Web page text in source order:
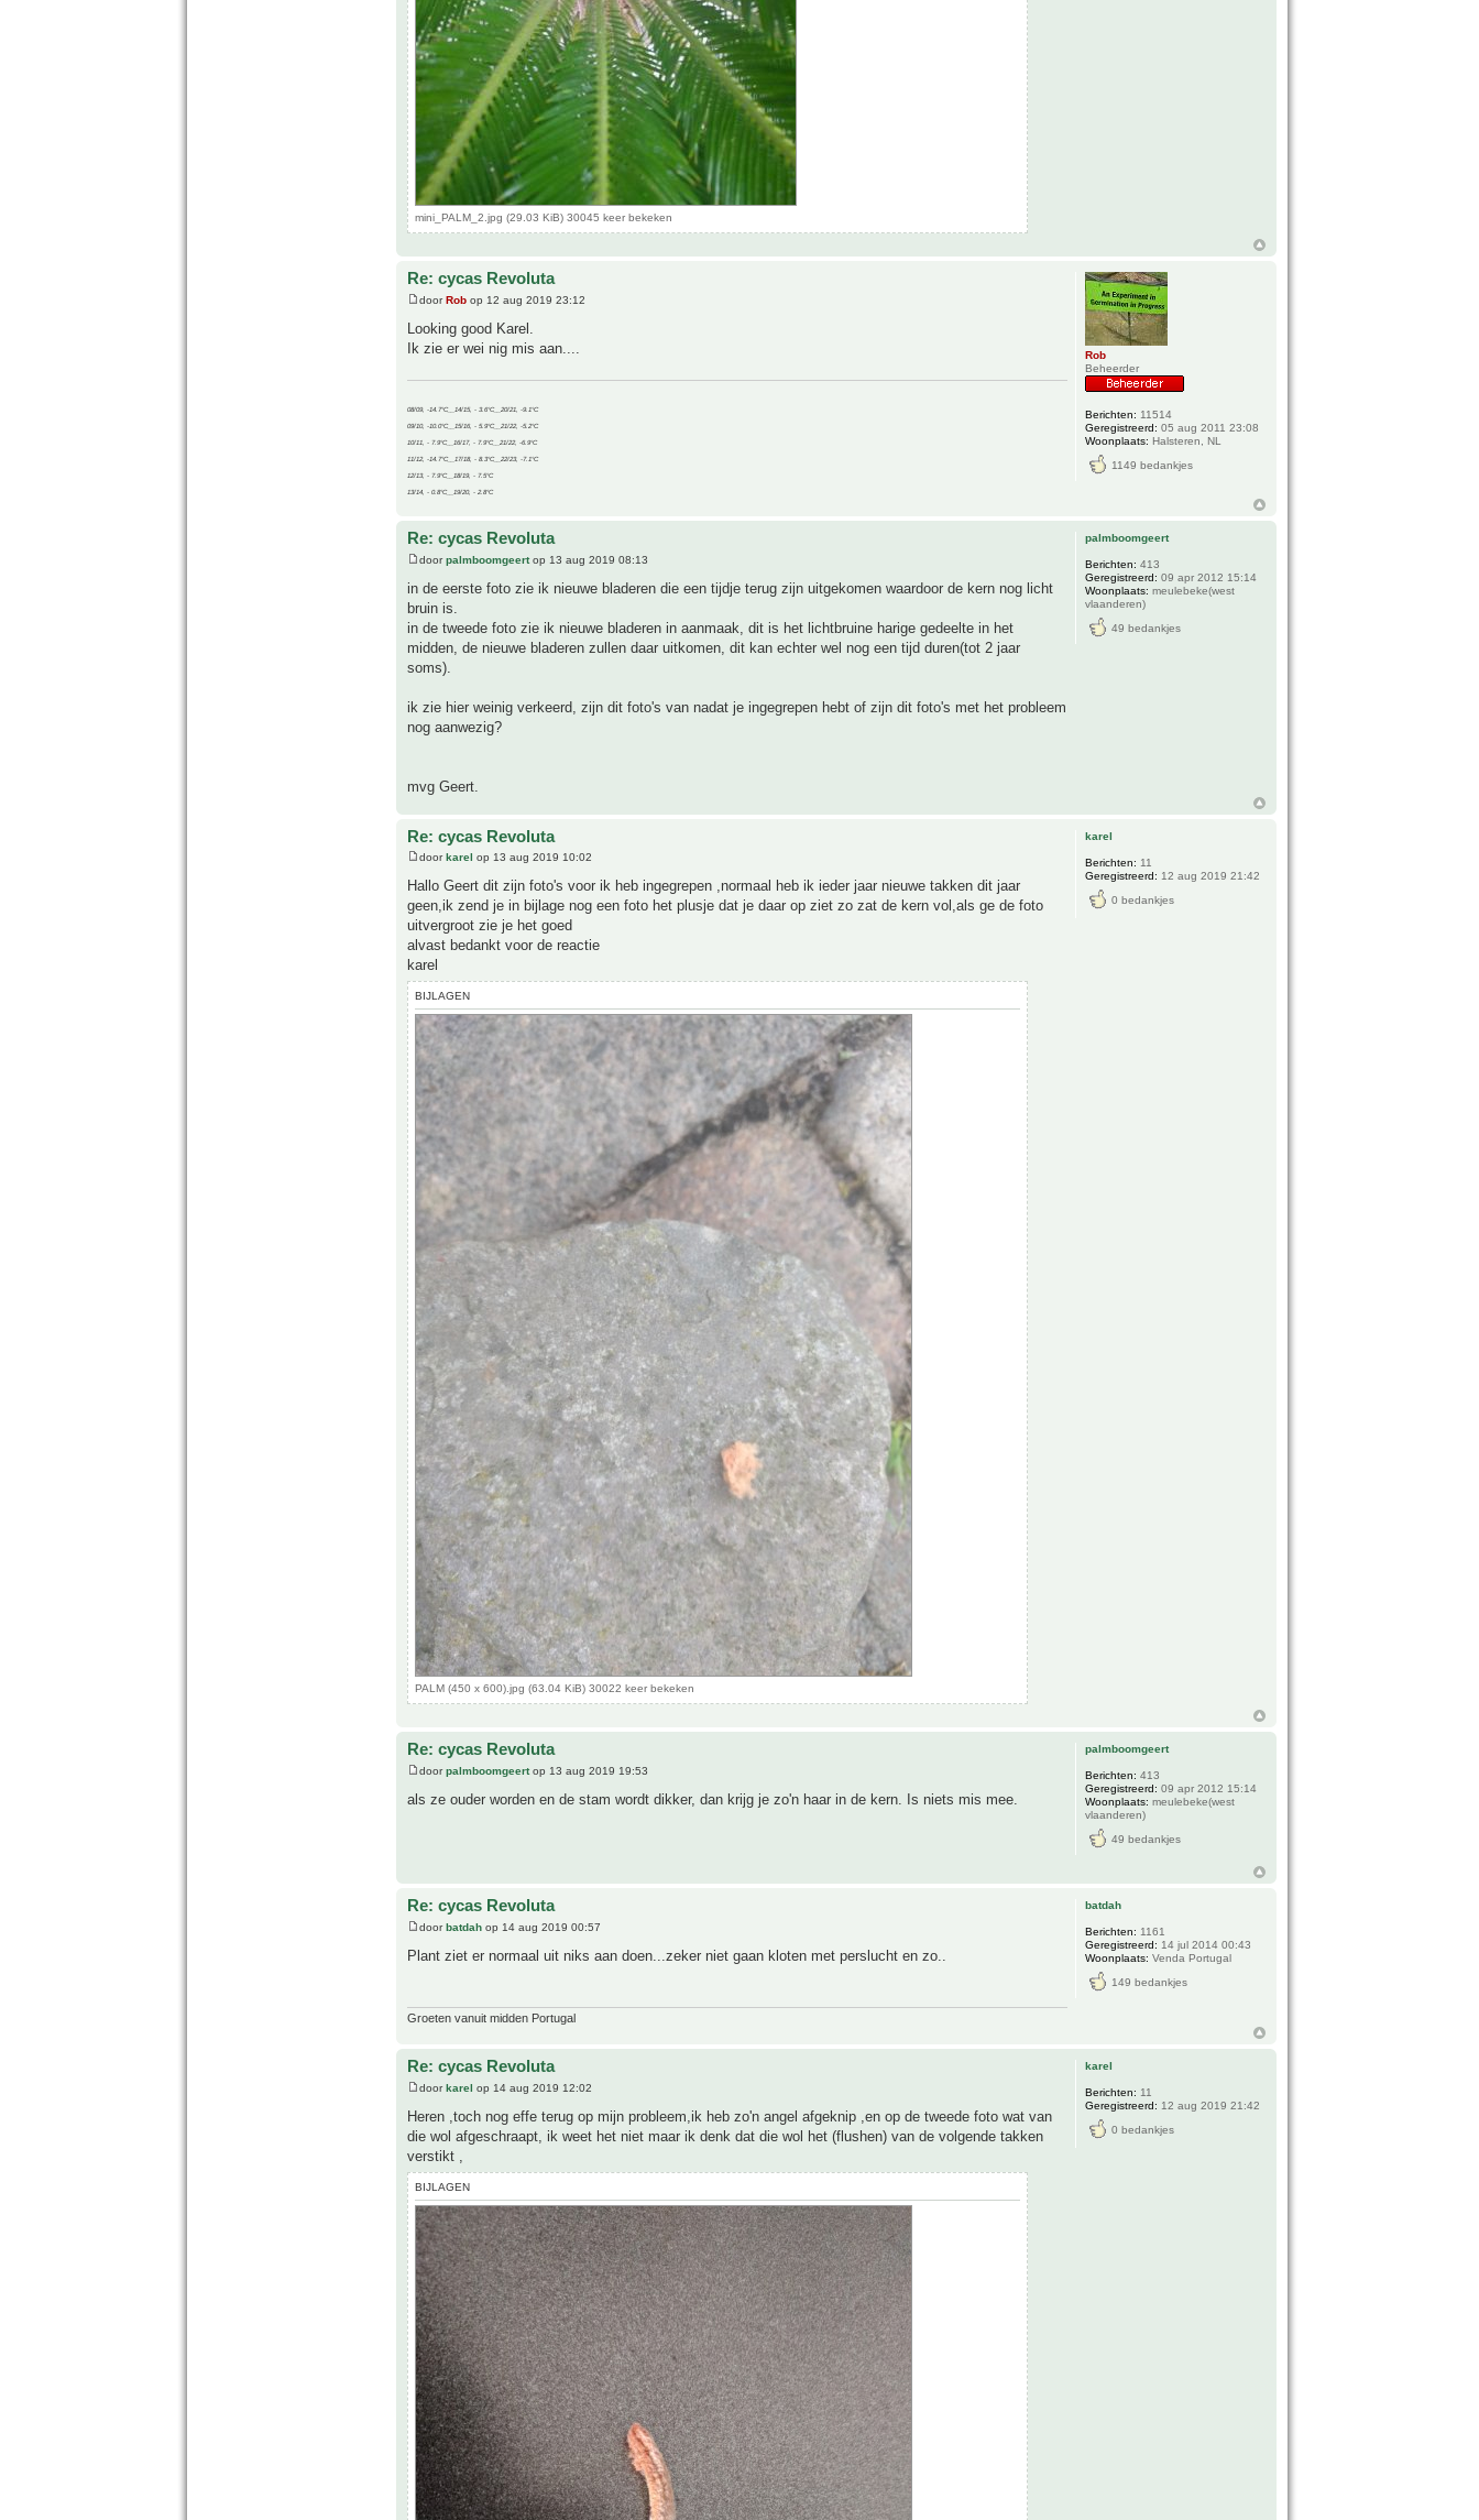
mini_PALM_2.jpg (29.03 KiB) 30045 keer bekeken
Re: cycas Revoluta
doorRob op 12 aug 2019 23:12
Looking good Karel.
Ik zie er wei nig mis aan....
08/09, -14.7°C__14/15, - 3.6°C__20/21, -9.1°C
09/10, -10.0°C__15/16, - 5.9°C__21/22, -5.2°C
10/11, - 7.9°C__16/17, - 7.9°C__21/22, -6.9°C
11/12, -14.7°C__17/18, - 8.3°C__22/23, -7.1°C
12/13, - 7.9°C__18/19, - 7.5°C
13/14, - 0.8°C__19/20, - 2.8°C
Rob
Beheerder
Berichten: 11514
Geregistreerd: 05 aug 2011 23:08
Woonplaats: Halsteren, NL
1149 bedankjes
Re: cycas Revoluta
doorpalmboomgeertop 13 aug 2019 08:13
in de eerste foto zie ik nieuwe bladeren die een tijdje terug zijn uitgekomen waardoor de kern nog licht
bruin is.
in de tweede foto zie ik nieuwe bladeren in aanmaak, dit is het lichtbruine harige gedeelte in het
midden, de nieuwe bladeren zullen daar uitkomen, dit kan echter wel nog een tijd duren(tot 2 jaar
soms).
ik zie hier weinig verkeerd, zijn dit foto's van nadat je ingegrepen hebt of zijn dit foto's met het probleem
nog aanwezig?
mvg Geert.
palmboomgeert
Berichten: 413
Geregistreerd: 09 apr 2012 15:14
Woonplaats: meulebeke(west
vlaanderen)
49 bedankjes
Re: cycas Revoluta
doorkarel op 13 aug 2019 10:02
Hallo Geert dit zijn foto's voor ik heb ingegrepen ,normaal heb ik ieder jaar nieuwe takken dit jaar
geen,ik zend je in bijlage nog een foto het plusje dat je daar op ziet zo zat de kern vol,als ge de foto
uitvergroot zie je het goed
alvast bedankt voor de reactie
karel
BIJLAGEN
PALM (450 x 600).jpg (63.04 KiB) 30022 keer bekeken
karel
Berichten: 11
Geregistreerd: 12 aug 2019 21:42
0 bedankjes
Re: cycas Revoluta
doorpalmboomgeertop 13 aug 2019 19:53
als ze ouder worden en de stam wordt dikker, dan krijg je zo'n haar in de kern. Is niets mis mee.
palmboomgeert
Berichten: 413
Geregistreerd: 09 apr 2012 15:14
Woonplaats: meulebeke(west
vlaanderen)
49 bedankjes
Re: cycas Revoluta
doorbatdah op 14 aug 2019 00:57
Plant ziet er normaal uit niks aan doen...zeker niet gaan kloten met perslucht en zo..
Groeten vanuit midden Portugal
batdah
Berichten: 1161
Geregistreerd: 14 jul 2014 00:43
Woonplaats: Venda Portugal
149 bedankjes
Re: cycas Revoluta
doorkarel op 14 aug 2019 12:02
Heren ,toch nog effe terug op mijn probleem,ik heb zo'n angel afgeknip ,en op de tweede foto wat van
die wol afgeschraapt, ik weet het niet maar ik denk dat die wol het (flushen) van de volgende takken
verstikt ,
BIJLAGEN
karel
Berichten: 11
Geregistreerd: 12 aug 2019 21:42
0 bedankjes